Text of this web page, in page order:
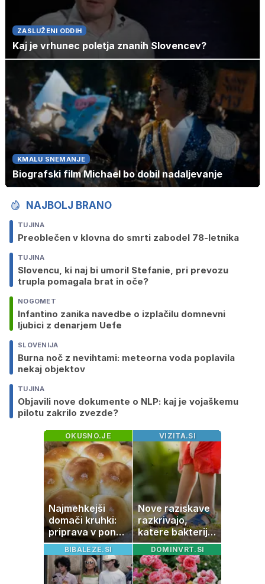
ZASLUŽENI ODDIH
Kaj je vrhunec poletja znanih Slovencev?
KMALU SNEMANJE
Biografski film Michael bo dobil nadaljevanje
NAJBOLJ BRANO
TUJINA
Preoblečen v klovna do smrti zabodel 78-letnika
TUJINA
Slovencu, ki naj bi umoril Stefanie, pri prevozu
trupla pomagala brat in oče?
NOGOMET
Infantino zanika navedbe o izplačilu domnevni
ljubici z denarjem Uefe
SLOVENIJA
Burna noč z nevihtami: meteorna voda poplavila
nekaj objektov
TUJINA
Objavili nove dokumente o NLP: kaj je vojaškemu
pilotu zakrilo zvezde?
OKUSNO.JE
Najmehkejši
domači kruhki:
priprava v ponvi
je trik za popoln
rezultat
VIZITA.SI
Nove raziskave
razkrivajo,
katere bakterije
na koži privlačijo
komarje
BIBALEZE.SI DOMINVRT.SI